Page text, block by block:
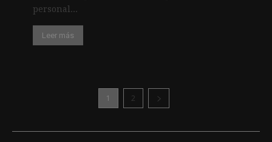
personal...
Leer más
1 2